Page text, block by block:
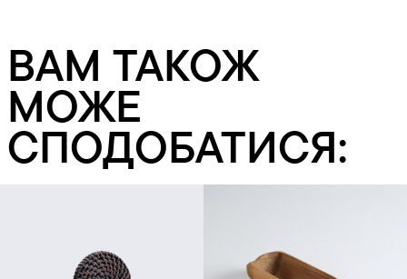
ВАМ ТАКОЖ
МОЖЕ
СПОДОБАТИСЯ: